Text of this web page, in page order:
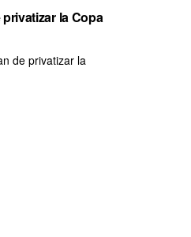
la Copa
de privatizar la